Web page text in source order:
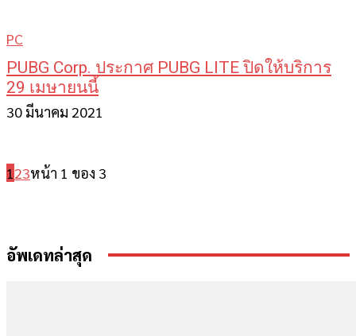
PC
PUBG Corp. ประกาศ PUBG LITE ปิดให้บริการ
29 เมษายนนี้
30 มีนาคม 2021
123หน้า 1 ของ 3
อัพเดทล่าสุด